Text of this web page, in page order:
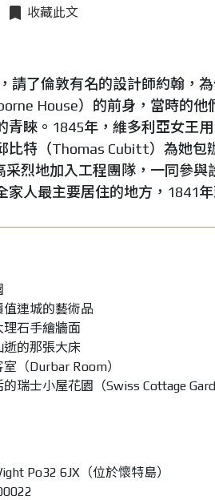
收藏此文
請了倫敦有名的設計師約翰，
House）的前身，當時的
青睞。1845年，維多利亞女王
特（Thomas Cubitt）為她包
烈地加入工程團隊，一同參與
家人最主要居住的地方，1841
連城的藝術品
理石手繪牆面
的那張大床
（Durbar Room）
瑞士小屋花園（Swiss Cottage
Po32 6JX（位於懷特島）